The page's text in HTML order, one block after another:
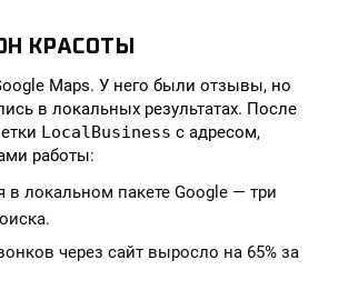
КРАСОТЫ
Maps. У него были отзывы, но
в локальных результатах. После
LocalBusiness с адресом,
работы:
в локальном пакете Google — три
через сайт выросло на 65% за